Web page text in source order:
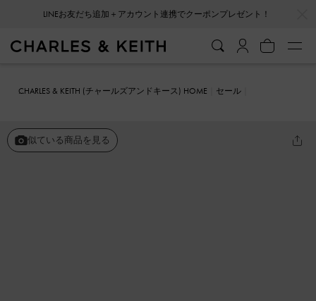
会員登録＋ニュースレター登録で10%OFFクーポンプレゼント！
CHARLES & KEITH (チャールズアンドキース) HOME
セール
似ている商品を見る